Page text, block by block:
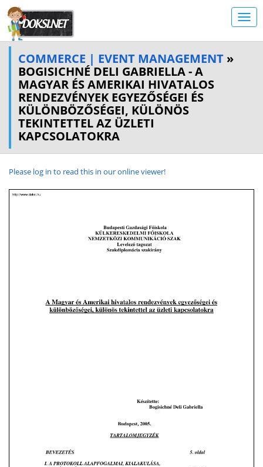
COMMERCE | EVENT MANAGEMENT »
BOGISICHNÉ DELI GABRIELLA - A
MAGYAR ÉS AMERIKAI HIVATALOS
RENDEZVÉNYEK EGYEZŐSÉGEI ÉS
KÜLÖNBÖZŐSÉGEI, KÜLÖNÖS
TEKINTETTEL AZ ÜZLETI
KAPCSOLATOKRA
Please log in to read this in our online viewer!